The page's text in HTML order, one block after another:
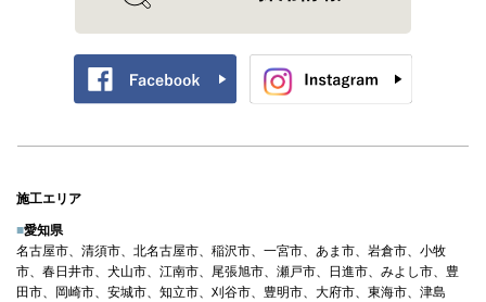
施工エリア
■愛知県
名古屋市、清須市、北名古屋市、稲沢市、一宮市、あま市、岩倉市、小牧
市、春日井市、犬山市、江南市、尾張旭市、瀬戸市、日進市、みよし市、豊
田市、岡崎市、安城市、知立市、刈谷市、豊明市、大府市、東海市、津島